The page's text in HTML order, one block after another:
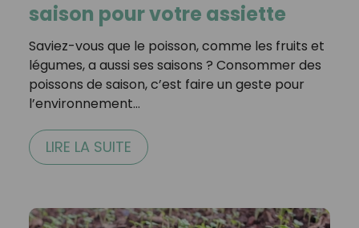
saison pour votre assiette
Saviez-vous que le poisson, comme les fruits et
légumes, a aussi ses saisons ? Consommer des
poissons de saison, c’est faire un geste pour
l’environnement…
LIRE LA SUITE